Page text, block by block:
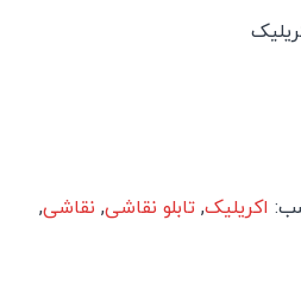
اکریلیک,تابلو نقاشی, نقاشی,